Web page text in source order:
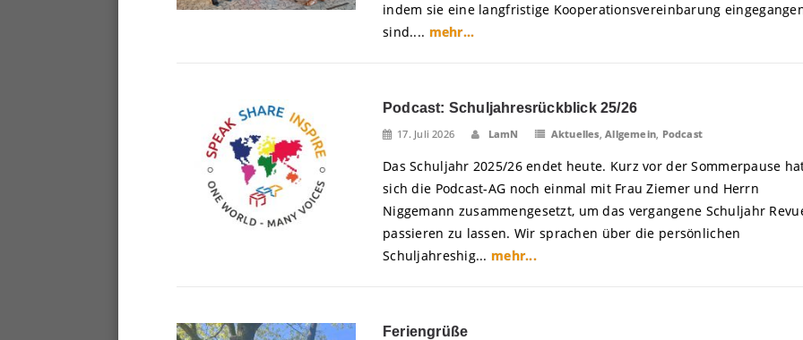
indem sie eine langfristige Kooperationsvereinbarung
sind.... mehr...
Podcast: Schuljahresrückblick 25/26
17. Juli 2026 LamN Aktuelles,Allgemein, Podcast
Das Schuljahr 2025/26 endet heute. Kurz vor der Sommerpause
sich die Podcast-AG noch einmal mit Frau Ziemer und Herrn
Niggemann zusammengesetzt, um das vergangene Schuljahr
passieren zu lassen. Wir sprachen über die persönlichen
Schuljahreshig... mehr...
Feriengrüße